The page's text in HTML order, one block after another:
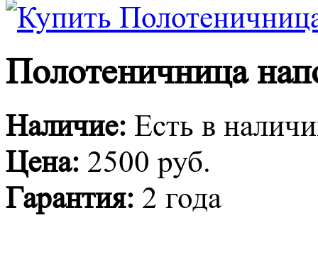
Полотеничница
Наличие: Есть в
Цена: 2500 руб.
Гарантия: 2 года